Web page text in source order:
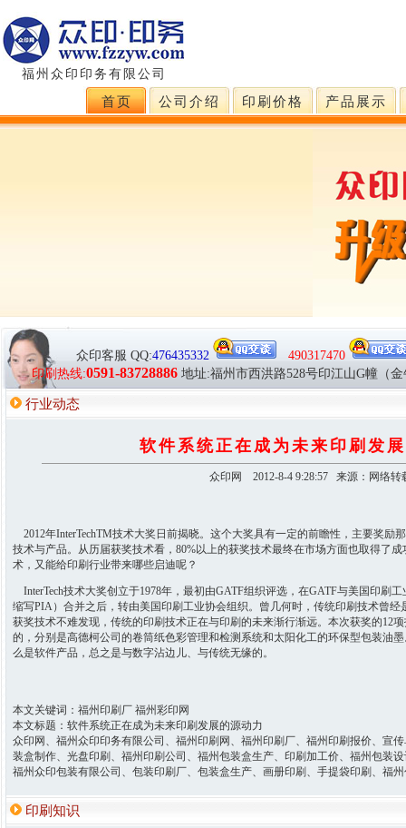
福州众印印务有限公司
首页 公司介绍 印刷价格 产品展示
众印客服 QQ:476435332
490317470
印刷热线:0591-83728886 地址:福州市西洪路528号印江山G幢（
行业动态
软件系统正在成为未来印刷发
众印网 2012-8-4 9:28:57 来源：网络转
2012年InterTechTM技术大奖日前揭晓。这个大奖具有一定的前瞻性，主要奖励
技术与产品。从历届获奖技术看，80%以上的获奖技术最终在市场方面也取得了成
术，又能给印刷行业带来哪些启迪呢？
InterTech技术大奖创立于1978年，最初由GATF组织评选，在GATF与美国印刷工
缩写PIA）合并之后，转由美国印刷工业协会组织。曾几何时，传统印刷技术曾
获奖技术不难发现，传统的印刷技术正在与印刷的未来渐行渐远。本次获奖的12
的，分别是高德柯公司的卷筒纸色彩管理和检测系统和太阳化工的环保型包装油
么是软件产品，总之是与数字沾边儿、与传统无缘的。
本文关键词：福州印刷厂 福州彩印网
本文标题：软件系统正在成为未来印刷发展的源动力
众印网、福州众印印务有限公司、福州印刷网、福州印刷厂、福州印刷报价、宣
装盒制作、光盘印刷、福州印刷公司、福州包装盒生产、印刷加工价、福州包装
福州众印包装有限公司、包装印刷厂、包装盒生产、画册印刷、手提袋印刷、福
印刷知识